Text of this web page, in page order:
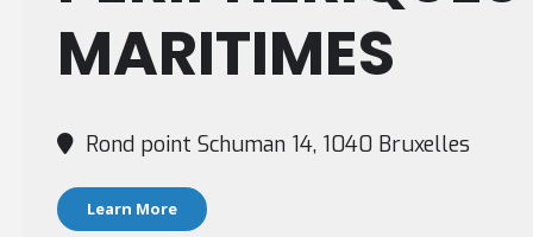
MARITIMES
Rond point Schuman 14, 1040 Bruxelles
Learn More